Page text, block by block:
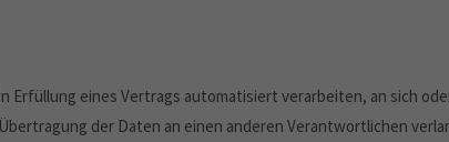
Erfüllung eines Vertrags automatisiert verarbeiten, an sich
der Daten an einen anderen Verantwortlichen